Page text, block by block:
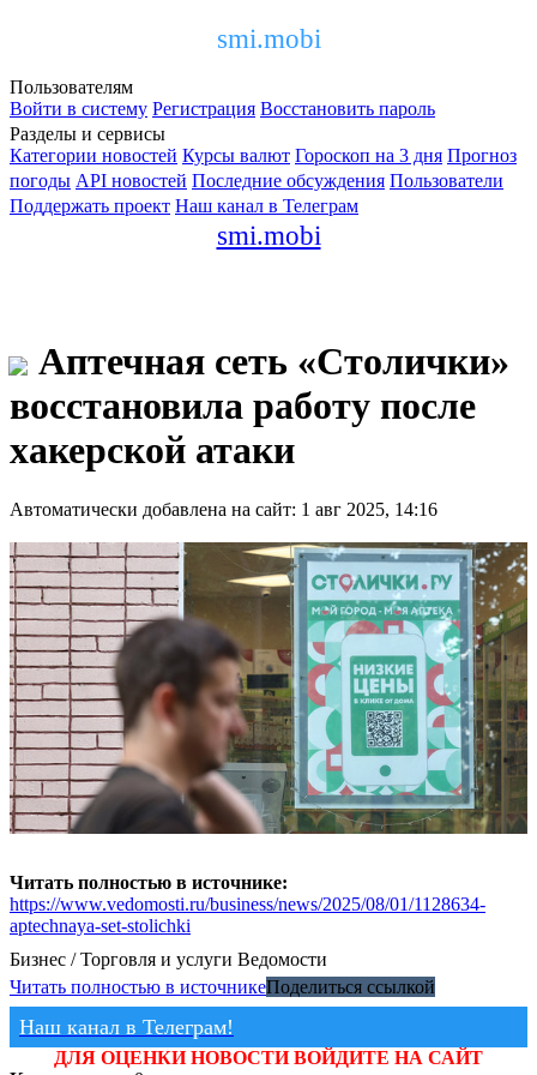
smi.mobi
Пользователям
Войти в систему Регистрация Восстановить пароль
Разделы и сервисы
Категории новостей Курсы валют Гороскоп на 3 дня Прогноз
погоды API новостей Последние обсуждения Пользователи
Поддержать проект Наш канал в Телеграм
smi.mobi
Аптечная сеть «Столички»
восстановила работу после
хакерской атаки
Автоматически добавлена на сайт: 1 авг 2025, 14:16
Читать полностью в источнике:
https://www.vedomosti.ru/business/news/2025/08/01/1128634-
aptechnaya-set-stolichki
Бизнес / Торговля и услуги Ведомости
Читать полностью в источникеПоделиться ссылкой
Наш канал в Телеграм!
ДЛЯ ОЦЕНКИ НОВОСТИ ВОЙДИТЕ НА САЙТ